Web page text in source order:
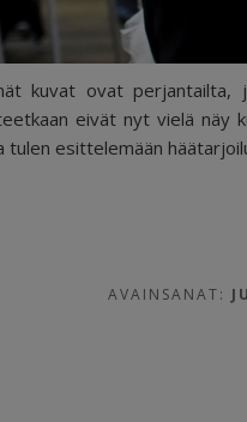
kuvat ovat perjantailta,
eivät nyt vielä näy
tulen esittelemään
AVAINSANAT: